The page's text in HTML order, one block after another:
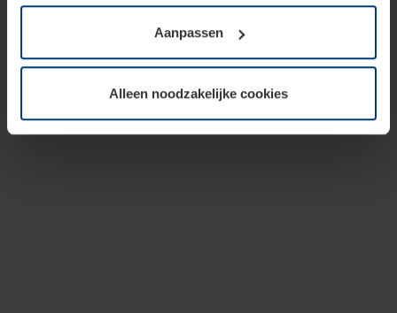
onze pagina's absoluut noodzakelijk is. Voor alle andere
soorten cookies is uw toestemming vereist. Uw
toestemming kunt u op elk moment bij de uitleg van de
wijzigen of herroepen.
Aanpassen
Alleen noodzakelijke cookies